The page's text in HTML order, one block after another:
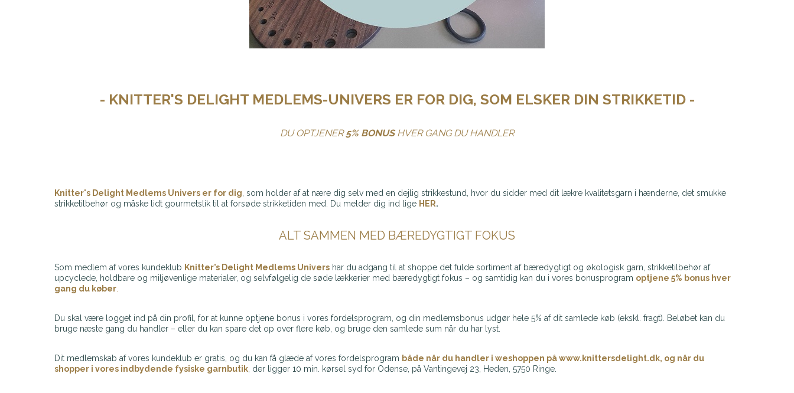
- KNITTER'S DELIGHT MEDLEMS-UNIVERS ER FOR DIG, SOM ELSKER DIN STRIKKETID -
DU OPTJENER5% BONUSHVER GANG DU HANDLER
Knitter's Delight Medlems Univers er for dig , som holder af at nære dig selv med en dejlig strikkestund, hvor du sidder med dit lækre kvalitetsgarn i hænderne, det smukke
strikketilbehør og måske lidt gourmetslik til at forsøde strikketiden med. Du melder dig ind lige HER.
ALT SAMMEN MED BÆREDYGTIGT FOKUS
Som medlem af vores kundeklub Knitter’s Delight Medlems Univers har du adgang til at shoppe det fulde sortiment af bæredygtigt og økologisk garn, strikketilbehør af
upcyclede, holdbare og miljøvenlige materialer, og selvfølgelig de søde lækkerier med bæredygtigt fokus – og samtidig kan du i vores bonusprogram optjene 5% bonus hver
gang du køber
Du skal være logget ind på din profil, for at kunne optjene bonus i vores fordelsprogram, og din medlemsbonus udgør hele 5% af dit samlede køb (ekskl. fragt). Beløbet kan du
bruge næste gang du handler – eller du kan spare det op over flere køb, og bruge den samlede sum når du har lyst.
Dit medlemskab af vores kundeklub er gratis, og du kan få glæde af vores fordelsprogram både når du handler i weshoppen påwww.knittersdelight.dk, og når du
shopper i vores indbydende fysiske garnbutik , der ligger 10 min. kørsel syd for Odense, på Vantingevej 23, Heden, 5750 Ringe.